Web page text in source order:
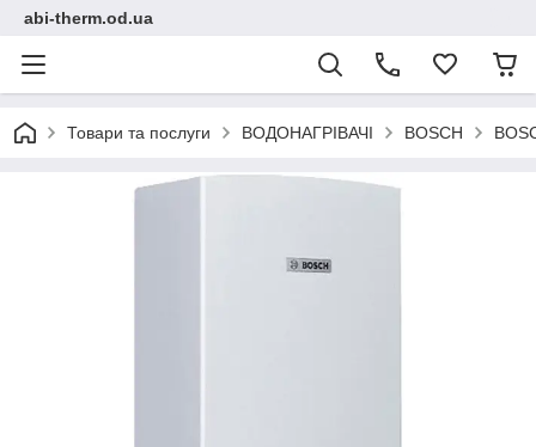
abi-therm.od.ua
Товари та послуги ВОДОНАГРІВАЧІ BOSCH